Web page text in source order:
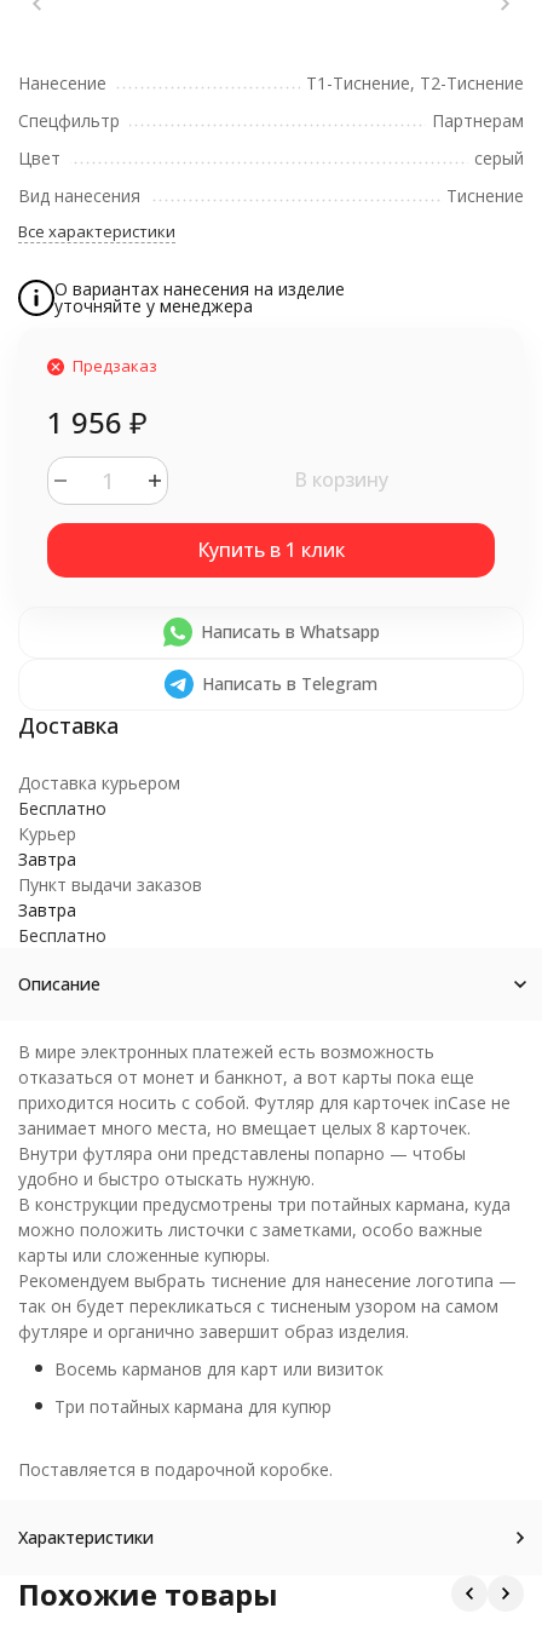
Нанесение
T1-Тиснение, T2-Тиснение
Спецфильтр
Партнерам
Цвет
серый
Вид нанесения
Тиснение
Все характеристики
О вариантах нанесения на изделие
уточняйте у менеджера
Предзаказ
1 956 ₽
В корзину
Написать в Whatsapp
Написать в Telegram
Доставка курьером
Бесплатно
Курьер
Завтра
Пункт выдачи заказов
Завтра
Бесплатно
Описание
В мире электронных платежей есть возможность
отказаться от монет и банкнот, а вот карты пока еще
приходится носить с собой. Футляр для карточек inCase не
занимает много места, но вмещает целых 8 карточек.
Внутри футляра они представлены попарно — чтобы
удобно и быстро отыскать нужную.
В конструкции предусмотрены три потайных кармана, куда
можно положить листочки с заметками, особо важные
карты или сложенные купюры.
Рекомендуем выбрать тиснение для нанесение логотипа —
так он будет перекликаться с тисненым узором на самом
футляре и органично завершит образ изделия.
Восемь карманов для карт или визиток
Три потайных кармана для купюр
Поставляется в подарочной коробке.
Характеристики
Похожие товары